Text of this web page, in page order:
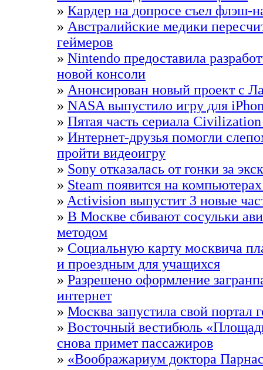
» Кардер на допросе съел флэш-
» Австралийские медики
геймеров
» Nintendo предоставила
новой консоли
» Анонсирован новый проект с
» NASA выпустило игру для
» Пятая часть сериала
» Интернет-друзья помогли
пройти видеоигру
» Sony отказалась от гонки за
» Steam появится на
» Activision выпустит 3 новые
» В Москве сбивают сосульки
методом
» Социальную карту москвича
и проездным для учащихся
» Разрешено оформление
интернет
» Москва запустила свой портал
» Восточный вестибюль
снова примет пассажиров
» «Воображариум доктора